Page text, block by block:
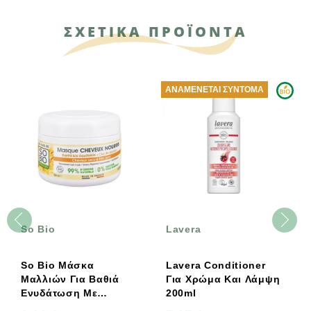
ΣΧΕΤΙΚΑ ΠΡΟΪΟΝΤΑ
So Bio
So Bio Μάσκα
Μαλλιών Για Βαθιά
Ενυδάτωση Με
Lavera
Lavera Conditioner
Για Χρώμα Και Λάμψη
200ml
ΑΝΑΜΈΝΕΤΑΙ ΣΎΝΤΟΜΑ